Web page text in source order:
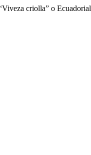
criolla” o